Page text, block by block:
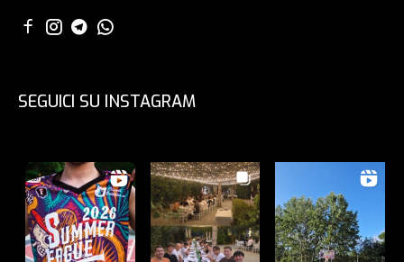
SEGUICI SU INSTAGRAM